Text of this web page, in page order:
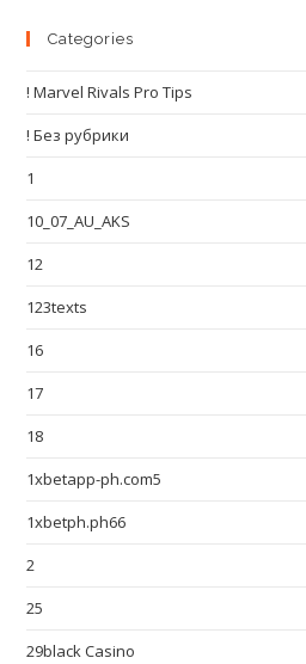
Categories
! Marvel Rivals Pro Tips
! Без рубрики
1
10_07_AU_AKS
12
123texts
16
17
18
1xbetapp-ph.com5
1xbetph.ph66
2
25
29black Casino